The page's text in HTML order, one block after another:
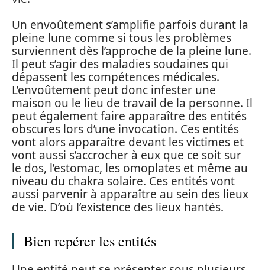
Un envoûtement s’amplifie parfois durant la
pleine lune comme si tous les problèmes
surviennent dès l’approche de la pleine lune.
Il peut s’agir des maladies soudaines qui
dépassent les compétences médicales.
L’envoûtement peut donc infester une
maison ou le lieu de travail de la personne. Il
peut également faire apparaître des entités
obscures lors d’une invocation. Ces entités
vont alors apparaître devant les victimes et
vont aussi s’accrocher à eux que ce soit sur
le dos, l’estomac, les omoplates et même au
niveau du chakra solaire. Ces entités vont
aussi parvenir à apparaître au sein des lieux
de vie. D’où l’existence des lieux hantés.
Bien repérer les entités